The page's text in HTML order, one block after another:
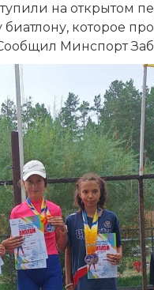
на открытом
которое
Минспорт